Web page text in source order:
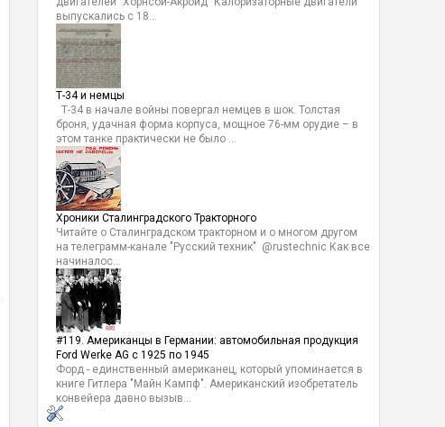
выпускались с 18...
Т-34 и немцы
Т-34 в начале войны повергал немцев в шок. Толстая
броня, удачная форма корпуса, мощное 76-мм орудие – в
этом танке практически не было ...
Хроники Сталинградского Тракторного
Читайте о Сталинградском тракторном и о многом другом
на телеграмм-канале "Русский техник" @rustechnic Как все
начиналос...
#119. Американцы в Германии: автомобильная продукция
Ford Werke AG с 1925 по 1945
Форд - единственный американец, который упоминается в
книге Гитлера "Майн Кампф". Американский изобретатель
конвейера давно вызыв...